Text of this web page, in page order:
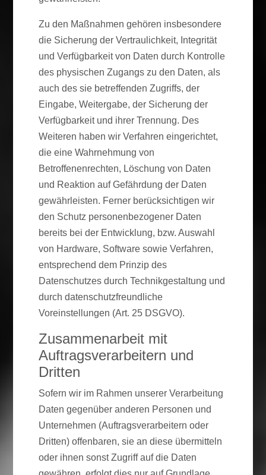
Zu den Maßnahmen gehören insbesondere
die Sicherung der Vertraulichkeit, Integrität
und Verfügbarkeit von Daten durch Kontrolle
des physischen Zugangs zu den Daten, als
auch des sie betreffenden Zugriffs, der
Eingabe, Weitergabe, der Sicherung der
Verfügbarkeit und ihrer Trennung. Des
Weiteren haben wir Verfahren eingerichtet,
die eine Wahrnehmung von
Betroffenenrechten, Löschung von Daten
und Reaktion auf Gefährdung der Daten
gewährleisten. Ferner berücksichtigen wir
den Schutz personenbezogener Daten
bereits bei der Entwicklung, bzw. Auswahl
von Hardware, Software sowie Verfahren,
entsprechend dem Prinzip des
Datenschutzes durch Technikgestaltung und
durch datenschutzfreundliche
Voreinstellungen (Art. 25 DSGVO).
Zusammenarbeit mit
Auftragsverarbeitern und
Dritten
Sofern wir im Rahmen unserer Verarbeitung
Daten gegenüber anderen Personen und
Unternehmen (Auftragsverarbeitern oder
Dritten) offenbaren, sie an diese übermitteln
oder ihnen sonst Zugriff auf die Daten